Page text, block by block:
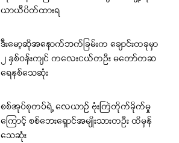
ယာယီပိတ်ထားရ
ဒီးမော့ဆိုအနောက်ဘက်ခြမ်းက ချောင်းတခုမှာ
၂ နှစ်ဝန်းကျင် ကလေးငယ်တဦး မတော်တဆ
ရေနစ်သေဆုံး
စစ်အုပ်စုတပ်ရဲ့ လေယာဉ် ဗုံးကြဲတိုက်ခိုက်မှု
ကြောင့် စစ်ဘေးရှောင်အမျိုးသားတဦး ထိမှန်
သေဆုံး